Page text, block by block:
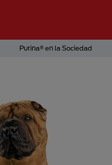
Purina® en la Sociedad